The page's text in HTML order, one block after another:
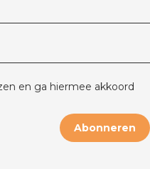
en ga hiermee akkoord
Abonneren